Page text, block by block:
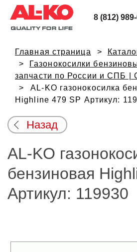
8 (812)
Главная страница
Газонокосилки
запчасти по России и СПБ |
AL-KO газонокосилка
Highline 479 SP Артикул:
Назад
AL-KO
бензиновая
Артикул: 119930